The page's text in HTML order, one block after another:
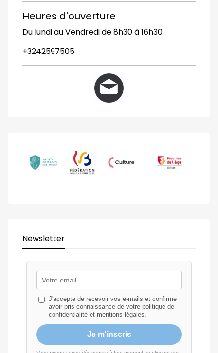
Heures d'ouverture
Du lundi au Vendredi de 8h30 à 16h30
+3242597505
Newsletter